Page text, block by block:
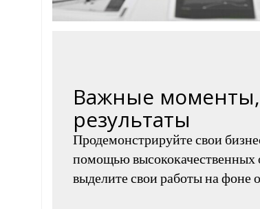
Важные
результаты
Продемонстрируйте свои
помощью высококачественных
выделите свои работы на фоне